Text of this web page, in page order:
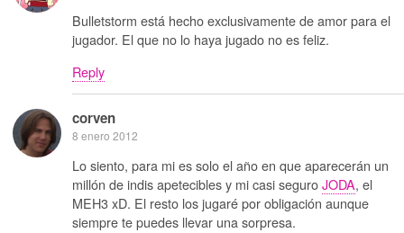
Bulletstorm está hecho exclusivamente de amor para el
jugador. El que no lo haya jugado no es feliz.
Reply
corven
8 enero 2012
Lo siento, para mi es solo el año en que aparecerán un
millón de indis apetecibles y mi casi seguroJODA, el
MEH3 xD. El resto los jugaré por obligación aunque
siempre te puedes llevar una sorpresa.